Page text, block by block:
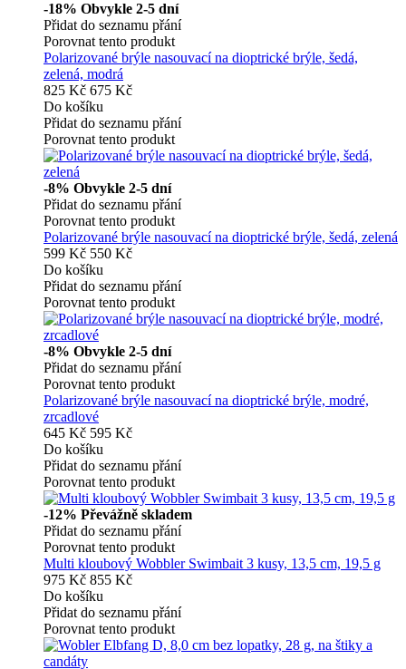
-18% Obvykle 2-5 dní
Přidat do seznamu přání
Porovnat tento produkt
Polarizované brýle nasouvací na dioptrické brýle, šedá,
zelená, modrá
825 Kč 675 Kč
Do košíku
Přidat do seznamu přání
Porovnat tento produkt
-8% Obvykle 2-5 dní
Přidat do seznamu přání
Porovnat tento produkt
Polarizované brýle nasouvací na dioptrické brýle, šedá, zelená
599 Kč 550 Kč
Do košíku
Přidat do seznamu přání
Porovnat tento produkt
-8% Obvykle 2-5 dní
Přidat do seznamu přání
Porovnat tento produkt
Polarizované brýle nasouvací na dioptrické brýle, modré,
zrcadlové
645 Kč 595 Kč
Do košíku
Přidat do seznamu přání
Porovnat tento produkt
-12% Převážně skladem
Přidat do seznamu přání
Porovnat tento produkt
Multi kloubový Wobbler Swimbait 3 kusy, 13,5 cm, 19,5 g
975 Kč 855 Kč
Do košíku
Přidat do seznamu přání
Porovnat tento produkt